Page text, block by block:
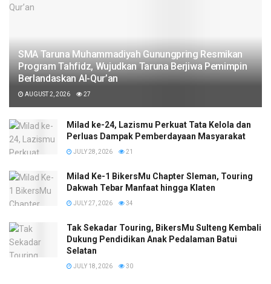
SMA Taruna Muhammadiyah Gunungpring Resmikan
Program Tahfidz, Wujudkan Taruna Berjiwa Pemimpin
Berlandaskan Al-Qur’an
AUGUST 2, 2026 27
Milad ke-24, Lazismu Perkuat Tata Kelola dan
Perluas Dampak Pemberdayaan Masyarakat
JULY 28, 2026 21
Milad Ke-1 BikersMu Chapter Sleman, Touring
Dakwah Tebar Manfaat hingga Klaten
JULY 27, 2026 34
Tak Sekadar Touring, BikersMu Sulteng Kembali
Dukung Pendidikan Anak Pedalaman Batui
Selatan
JULY 18, 2026 30